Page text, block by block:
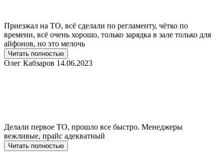
Приезжал на ТО, всё сделали по регламенту, чётко по
времени, всё очень хорошо, только зарядка в зале только для
айфонов, но это мелочь
Читать полностью
Олег Кабзаров 14.06.2023
Делали первое ТО, прошло все быстро. Менеджеры
вежливые, прайс адекватный
Читать полностью